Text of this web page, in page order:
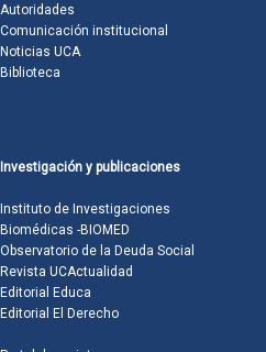
Autoridades
Comunicación institucional
Noticias UCA
Biblioteca
Investigación y publicaciones
Instituto de Investigaciones
Biomédicas -BIOMED
Observatorio de la Deuda Social
Revista UCActualidad
Editorial Educa
Editorial El Derecho